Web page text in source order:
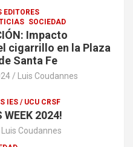
EDITORES
SOCIEDAD
Impacto
cigarrillo en la Plaza
Santa Fe
Luis Coudannes
IES / UCU CRSF
WEEK 2024!
Luis Coudannes